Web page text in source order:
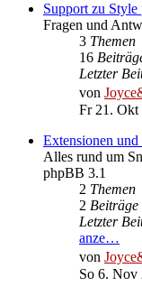
Support zu Style
Fragen und
3 Themen
16
Letzter
von
Fr 21. Okt
Extensionen
Alles rund um
phpBB 3.1
2 Themen
2 Beiträge
Letzter
anze…
von
So 6. Nov